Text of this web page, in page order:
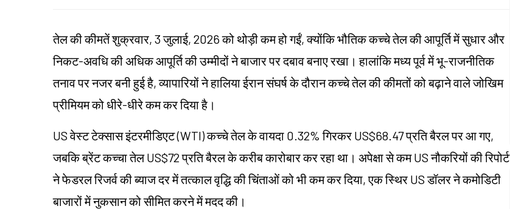
तेल की कीमतें शुक्रवार, 3 जुलाई, 2026 को थोड़ी कम हो गईं, क्योंकि भौतिक कच्चे तेल की आपूर्ति में सुधार और
निकट-अवधि की अधिक आपूर्ति की उम्मीदों ने बाजार पर दबाव बनाए रखा। हालांकि मध्य पूर्व में भू-राजनीतिक
तनाव पर नजर बनी हुई है, व्यापारियों ने हालिया ईरान संघर्ष के दौरान कच्चे तेल की कीमतों को बढ़ाने वाले जोखिम
प्रीमियम को धीरे-धीरे कम कर दिया है।
US वेस्ट टेक्सास इंटरमीडिएट (WTI) कच्चे तेल के वायदा 0.32% गिरकर US$68.47 प्रति बैरल पर आ गए,
जबकि ब्रेंट कच्चा तेल US$72 प्रति बैरल के करीब कारोबार कर रहा था। अपेक्षा से कम US नौकरियों की रिपोर्ट
ने फेडरल रिजर्व की ब्याज दर में तत्काल वृद्धि की चिंताओं को भी कम कर दिया, एक स्थिर US डॉलर ने कमोडिटी
बाजारों में नुकसान को सीमित करने में मदद की।